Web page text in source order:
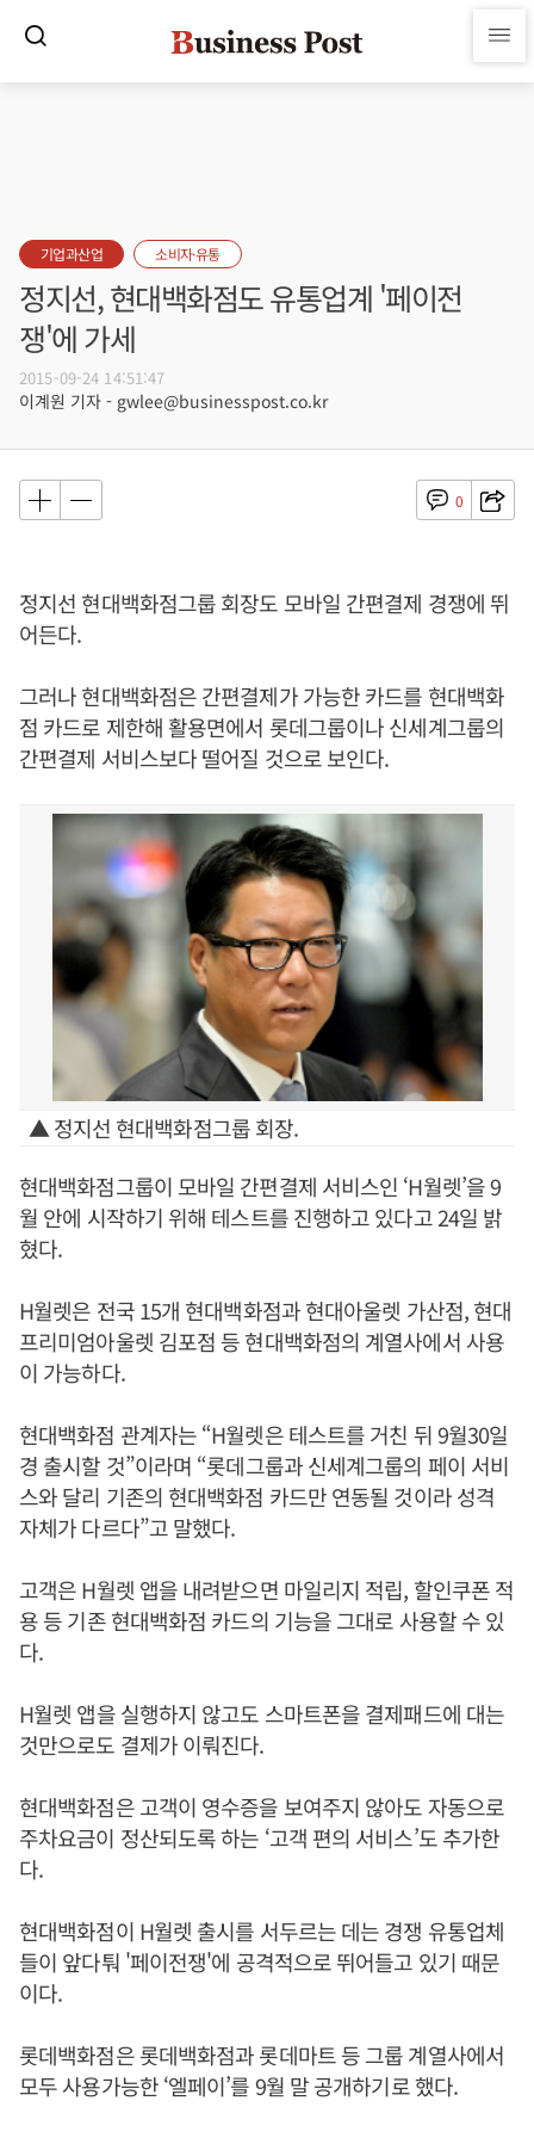
기업과산업 소비자·유통
정지선, 현대백화점도 유통업계 '페이전
쟁'에 가세
2015-09-24 14:51:47
이계원 기자 - gwlee@businesspost.co.kr
0
정지선 현대백화점그룹 회장도 모바일 간편결제 경쟁에 뛰
어든다.
그러나 현대백화점은 간편결제가 가능한 카드를 현대백화
점 카드로 제한해 활용면에서 롯데그룹이나 신세계그룹의
간편결제 서비스보다 떨어질 것으로 보인다.
▲ 정지선 현대백화점그룹 회장.
현대백화점그룹이 모바일 간편결제 서비스인 ‘H월렛’을 9
월 안에 시작하기 위해 테스트를 진행하고 있다고 24일 밝
혔다.
H월렛은 전국 15개 현대백화점과 현대아울렛 가산점, 현대
프리미엄아울렛 김포점 등 현대백화점의 계열사에서 사용
이 가능하다.
현대백화점 관계자는 “H월렛은 테스트를 거친 뒤 9월30일
경 출시할 것”이라며 “롯데그룹과 신세계그룹의 페이 서비
스와 달리 기존의 현대백화점 카드만 연동될 것이라 성격
자체가 다르다”고 말했다.
고객은 H월렛 앱을 내려받으면 마일리지 적립, 할인쿠폰 적
용 등 기존 현대백화점 카드의 기능을 그대로 사용할 수 있
다.
H월렛 앱을 실행하지 않고도 스마트폰을 결제패드에 대는
것만으로도 결제가 이뤄진다.
현대백화점은 고객이 영수증을 보여주지 않아도 자동으로
주차요금이 정산되도록 하는 ‘고객 편의 서비스’도 추가한
다.
현대백화점이 H월렛 출시를 서두르는 데는 경쟁 유통업체
들이 앞다퉈 '페이전쟁'에 공격적으로 뛰어들고 있기 때문
이다.
롯데백화점은 롯데백화점과 롯데마트 등 그룹 계열사에서
모두 사용가능한 ‘엘페이’를 9월 말 공개하기로 했다.